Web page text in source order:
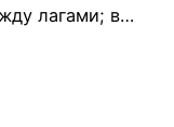
лагами; в…